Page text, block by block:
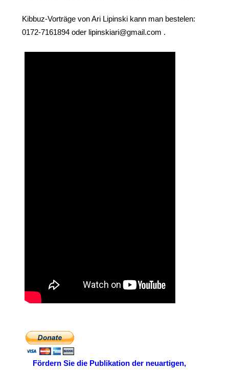
Kibbuz-Vorträge von Ari Lipinski kann man bestelen:
0172-7161894 oder lipinskiari@gmail.com .
Fördern Sie die Publikation der neuartigen,